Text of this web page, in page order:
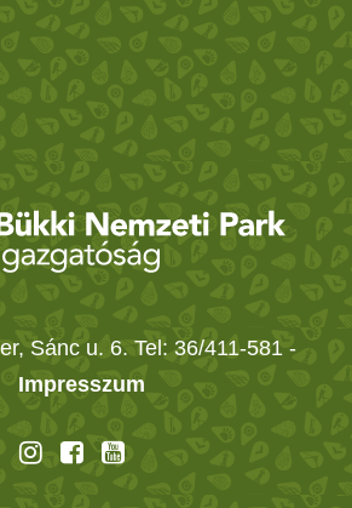
Sánc u. 6. Tel: 36/411-581 -
Impresszum